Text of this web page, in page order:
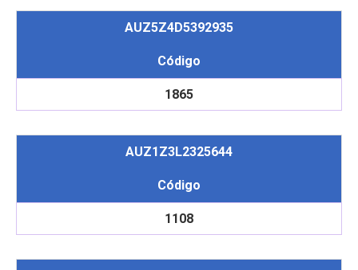
AUZ5Z4D5392935
Código
1865
AUZ1Z3L2325644
Código
1108